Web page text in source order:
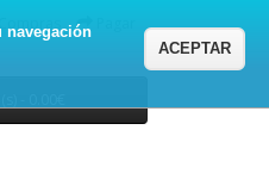
navegación
ACEPTAR